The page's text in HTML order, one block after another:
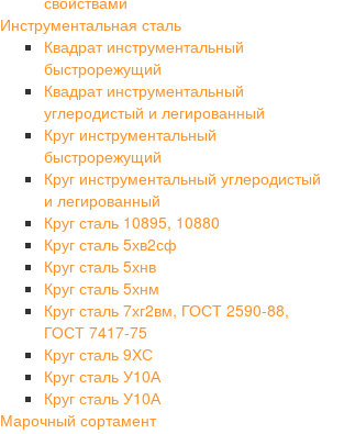
Инструментальная сталь
Квадрат инструментальный
быстрорежущий
Квадрат инструментальный
углеродистый и легированный
Круг инструментальный
быстрорежущий
Круг инструментальный углеродистый
и легированный
Круг сталь 10895, 10880
Круг сталь 5хв2сф
Круг сталь 5хнв
Круг сталь 5хнм
Круг сталь 7хг2вм, ГОСТ 2590-88,
ГОСТ 7417-75
Круг сталь 9ХС
Круг сталь У10А
Круг сталь У10А
Марочный сортамент